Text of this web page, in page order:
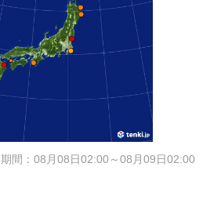
期間：08月08日02:00～08月09日02:00